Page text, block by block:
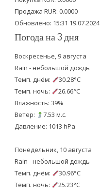
k
Продажа RUR: 0.0000
Обновлено: 15:31 19.07.2024
Погода на 3 дня
Воскресенье, 9 августа
Rain - небольшой дождь
Темп. днём:
30.28°C
Темп. ночь:
26.66°C
Влажность: 39%
Ветер:
7.53 м.с.
Давление: 1013 hPa
Понедельник, 10 августа
Rain - небольшой дождь
Темп. днём:
30.96°C
Темп. ночь:
25.23°C